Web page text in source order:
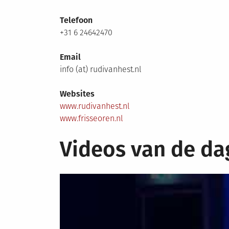
Telefoon
+31 6 24642470
Email
info (at) rudivanhest.nl
Websites
www.rudivanhest.nl
www.frisseoren.nl
Videos van de